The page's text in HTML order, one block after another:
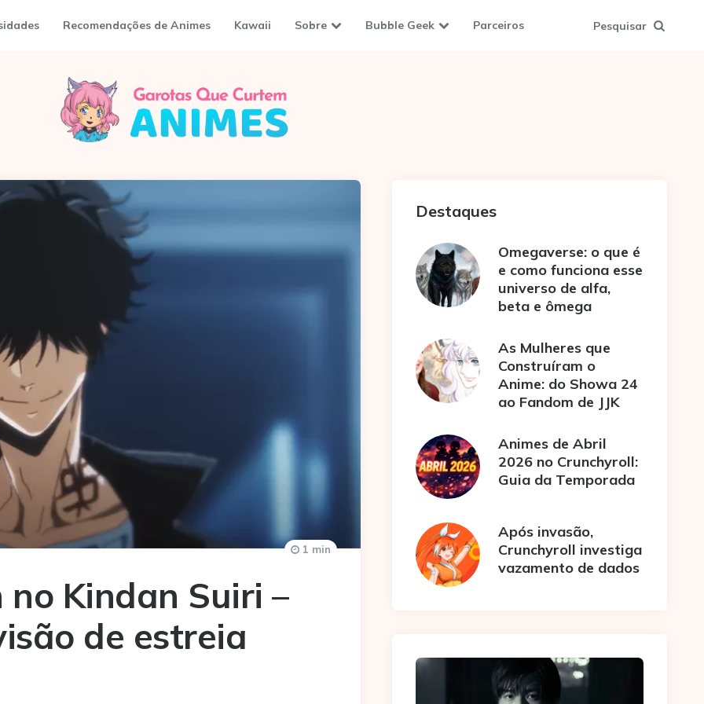
Recomendações de Animes Kawaii Sobre Bubble Geek Parceiros Pesquisar
no Kindan Suiri –
de estreia
1 min
Destaques
Omegaverse: o que é
e como funciona esse
universo de alfa,
beta e ômega
As Mulheres que
Construíram o
Anime: do Showa 24
ao Fandom de JJK
Animes de Abril
2026 no Crunchyroll:
Guia da Temporada
Após invasão,
Crunchyroll investiga
vazamento de dados